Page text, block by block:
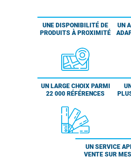
UNE DISPONIBILITÉ DE
PRODUITS À PROXIMITÉ
UN
UN LARGE CHOIX PARMI
22 000 RÉFÉRENCES
UN SERVICE
VENTE SUR